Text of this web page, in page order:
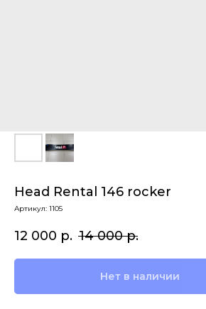
Head Rental 146 rocker
Артикул: 1105
12 000 р. 14 000 р.
Нет в наличии